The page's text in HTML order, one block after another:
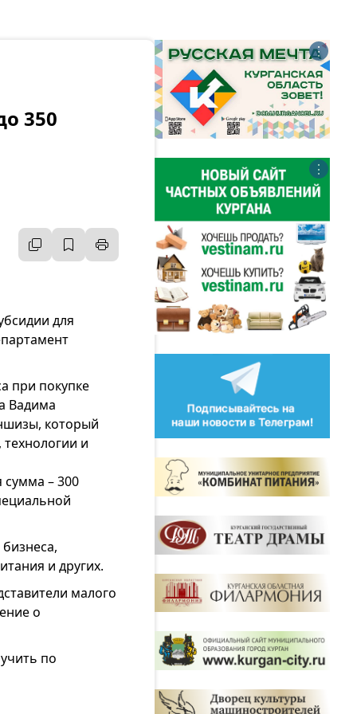
350
для
при покупке
Вадима
который
и
– 300
и других.
малого
о
по
⋮
⋮